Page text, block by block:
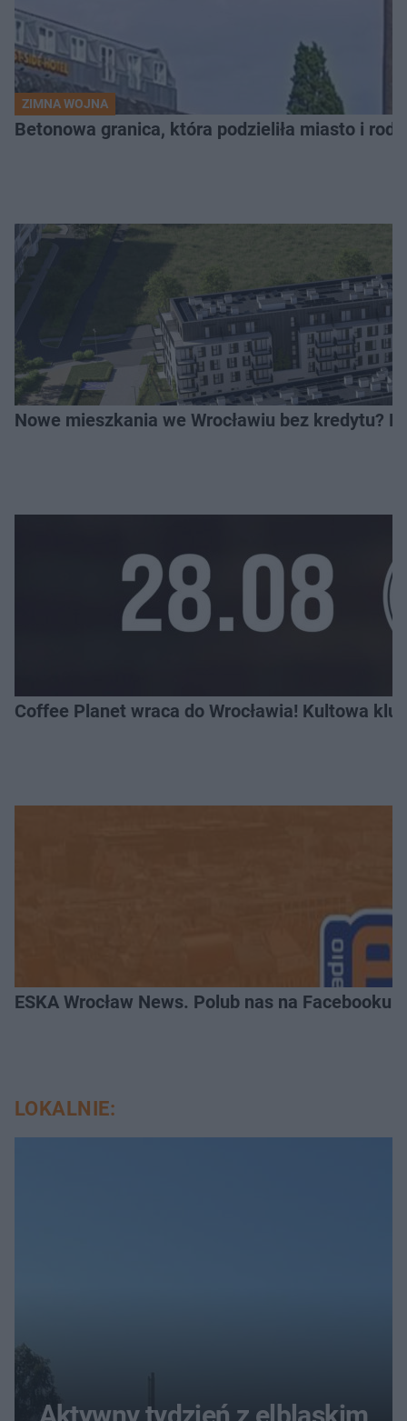
ZIMNA WOJNA
Betonowa granica, która podzieliła miasto i
Nowe mieszkania we Wrocławiu bez kredytu?
Coffee Planet wraca do Wrocławia! Kultowa
ESKA Wrocław News. Polub nas na Facebooku!
LOKALNIE: